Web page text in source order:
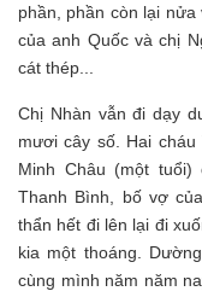
phần, phần còn lại
của anh Quốc và chị
cát thép...
Chị Nhàn vẫn đi dạy
mươi cây số. Hai
Minh Châu (một
Thanh Bình, bố vợ
thẩn hết đi lên lại đi
kia một thoáng.
cùng mình năm năm